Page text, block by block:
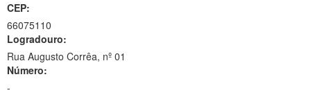
CEP:
66075110
Logradouro:
Rua Augusto Corrêa, nº 01
Número:
-